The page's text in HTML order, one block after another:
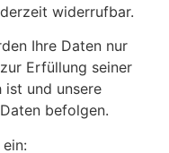
widerrufbar.
Ihre Daten nur
Erfüllung seiner
und unsere
befolgen.